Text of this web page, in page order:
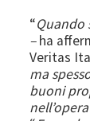
“Quando
–ha
Veritas
ma
buoni